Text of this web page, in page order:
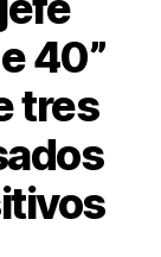
40”
tres